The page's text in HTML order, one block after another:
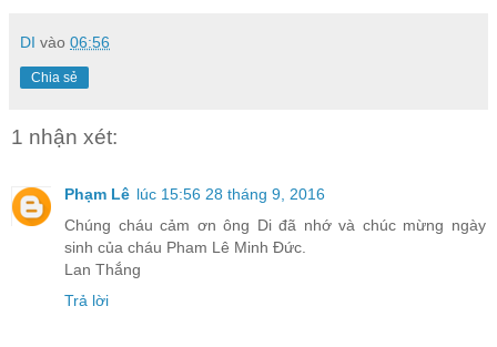
DI vào 06:56
Chia sẻ
1 nhận xét:
Phạm Lê lúc 15:56 28 tháng 9, 2016
Chúng cháu cảm ơn ông Di đã nhớ và chúc mừng ngày
sinh của cháu Pham Lê Minh Đức.
Lan Thắng
Trả lời